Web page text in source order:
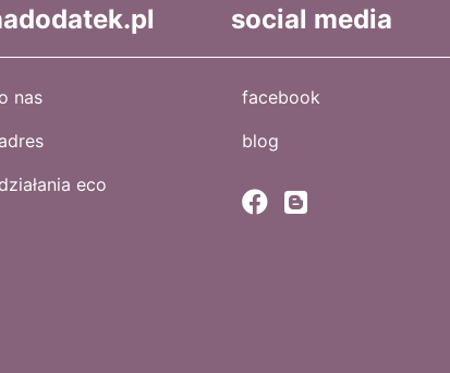
o nas
adres
działania eco
social media
facebook
blog